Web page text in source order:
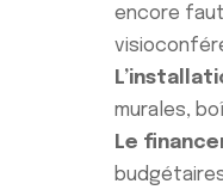
encore
murales,
Le